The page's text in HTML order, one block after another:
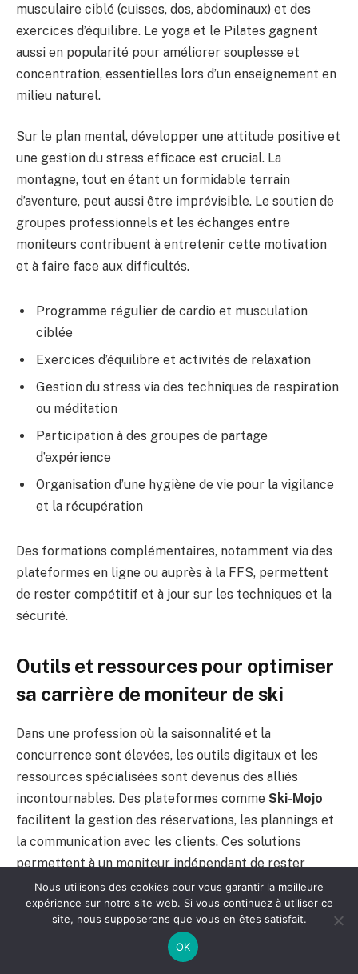
musculaire ciblé (cuisses, dos, abdominaux) et des
exercices d’équilibre. Le yoga et le Pilates gagnent
aussi en popularité pour améliorer souplesse et
concentration, essentielles lors d’un enseignement en
milieu naturel.
Sur le plan mental, développer une attitude positive et
une gestion du stress efficace est crucial. La
montagne, tout en étant un formidable terrain
d’aventure, peut aussi être imprévisible. Le soutien de
groupes professionnels et les échanges entre
moniteurs contribuent à entretenir cette motivation
et à faire face aux difficultés.
Programme régulier de cardio et musculation
ciblée
Exercices d’équilibre et activités de relaxation
Gestion du stress via des techniques de respiration
ou méditation
Participation à des groupes de partage
d’expérience
Organisation d’une hygiène de vie pour la vigilance
et la récupération
Des formations complémentaires, notamment via des
plateformes en ligne ou auprès à la FFS, permettent
de rester compétitif et à jour sur les techniques et la
sécurité.
Outils et ressources pour optimiser
sa carrière de moniteur de ski
Dans une profession où la saisonnalité et la
concurrence sont élevées, les outils digitaux et les
ressources spécialisées sont devenus des alliés
incontournables. Des plateformes comme Ski-Mojo
facilitent la gestion des réservations, les plannings et
la communication avec les clients. Ces solutions
permettent à un moniteur indépendant de rester
organisé et d’optimiser son temps, un capital précieux
pendant la période intense de travail.
Les équipements haut de gamme et innovants signés
Nous utilisons des cookies pour vous garantir la meilleure
expérience sur notre site web. Si vous continuez à utiliser ce
site, nous supposerons que vous en êtes satisfait.
OK